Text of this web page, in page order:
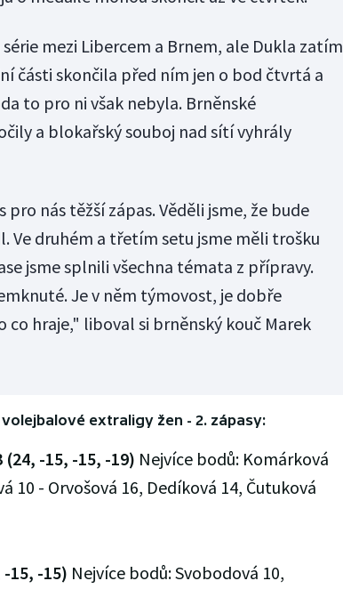
mezi Libercem a Brnem, ale Dukla zatím
části skončila před ním jen o bod čtvrtá a
to pro ni však nebyla. Brněnské
a blokařský souboj nad sítí vyhrály
nás těžší zápas. Věděli jsme, že bude
Ve druhém a třetím setu jsme měli trošku
jsme splnili všechna témata z přípravy.
Je v něm týmovost, je dobře
co hraje," liboval si brněnský kouč Marek
extraligy žen - 2. zápasy:
-15, -15, -19) Nejvíce bodů: Komárková
10 - Orvošová 16, Dedíková 14, Čutuková
15, -15) Nejvíce bodů: Svobodová 10,